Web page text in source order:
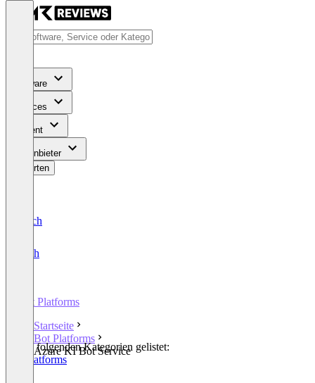
Software
Services
Content
Für Anbieter
Bewerten
Deutsch
English
Bot Platforms
Startseite
Bot Platforms
Azure KI Bot Service
In den folgenden Kategorien gelistet:
Bot Platforms